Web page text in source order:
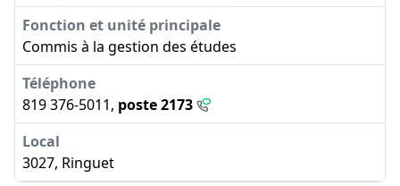
Commis à la gestion des études
819 376-5011, poste 2173
3027, Ringuet